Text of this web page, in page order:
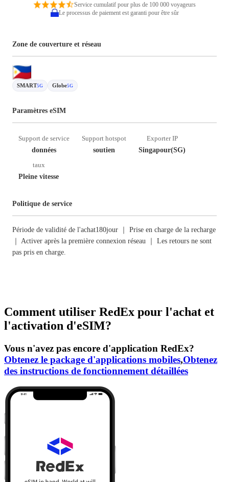
Service cumulatif pour plus de 100 000 voyageurs
Le processus de paiement est garanti pour être sûr
Zone de couverture et réseau
SMART5G Globe5G
Paramètres eSIM
Support de service
données
Support hotspot
soutien
Exporter IP
Singapour(SG)
taux
Pleine vitesse
Politique de service
Période de validité de l'achat180jour ｜ Prise en charge de la recharge
｜ Activer après la première connexion réseau ｜ Les retours ne sont
pas pris en charge.
Comment utiliser RedEx pour l'achat et
l'activation d'eSIM?
Vous n'avez pas encore d'application RedEx?
Obtenez le package d'applications mobiles,Obtenez
des instructions de fonctionnement détaillées